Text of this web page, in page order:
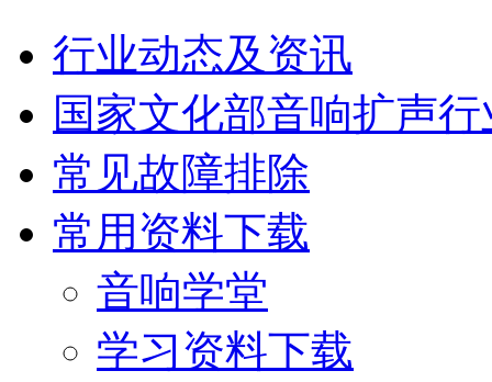
行业动态及资讯
国家文化部音响扩声
常见故障排除
常用资料下载
音响学堂
学习资料下载